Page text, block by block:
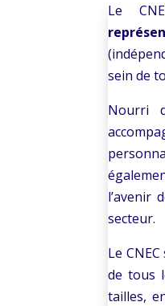
Le
sein de
Nourri
l’avenir
secteur.
Le
de tous
tailles,